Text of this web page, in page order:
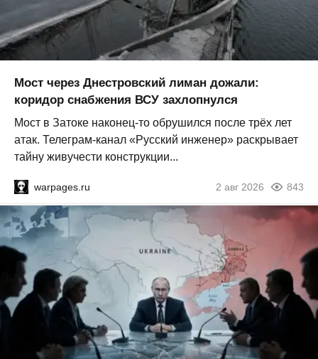
Мост через Днестровский лиман дожали:
коридор снабжения ВСУ захлопнулся
Мост в Затоке наконец-то обрушился после трёх лет
атак. Телеграм-канал «Русский инженер» раскрывает
тайну живучести конструкции...
warpages.ru 2 авг 2026 843